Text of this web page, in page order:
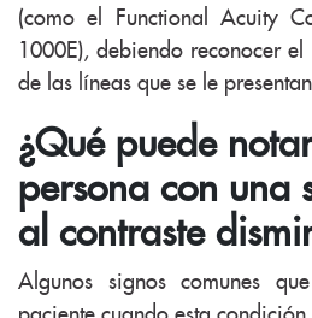
(como el Functional Acuity
1000E), debiendo reconocer
de las líneas que se le
¿Qué puede
persona con una
al contraste
Algunos signos comunes